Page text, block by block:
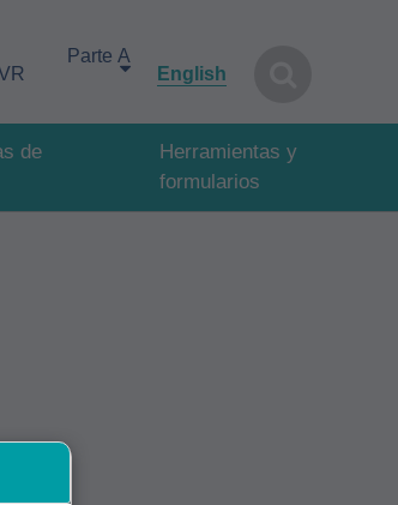
English
de
Herramientas y
formularios